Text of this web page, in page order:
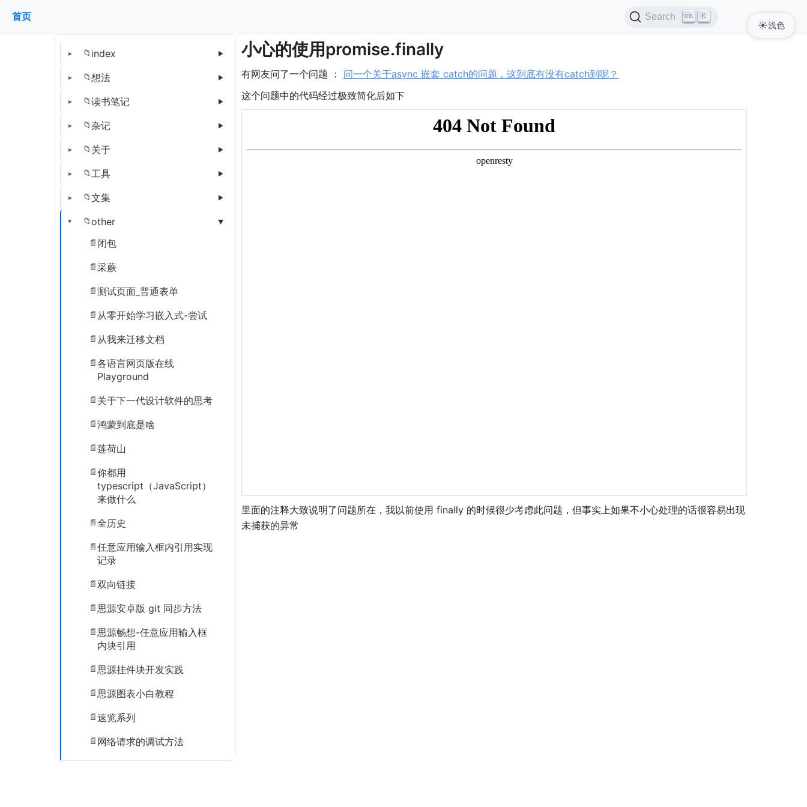
首页 Search K
index
想法
读书笔记
杂记
关于
工具
文集
other
闭包
采蕨
测试页面_普通表单
从零开始学习嵌入式-尝试
从我来迁移文档
各语言网页版在线
Playground
关于下一代设计软件的思考
鸿蒙到底是啥
莲荷山
你都用
typescript（JavaScript）
来做什么
全历史
任意应用输入框内引用实现
记录
双向链接
思源安卓版 git 同步方法
思源畅想-任意应用输入框
内块引用
思源挂件块开发实践
思源图表小白教程
速览系列
网络请求的调试方法
小心的使用promise.finally
有网友问了一个问题 ： 问一个关于async 嵌套 catch的问题，这到底有没有catch到呢？
这个问题中的代码经过极致简化后如下
里面的注释大致说明了问题所在，我以前使用 finally 的时候很少考虑此问题，但事实上如果不小心处理的话很容易出现
未捕获的异常
☀️浅色